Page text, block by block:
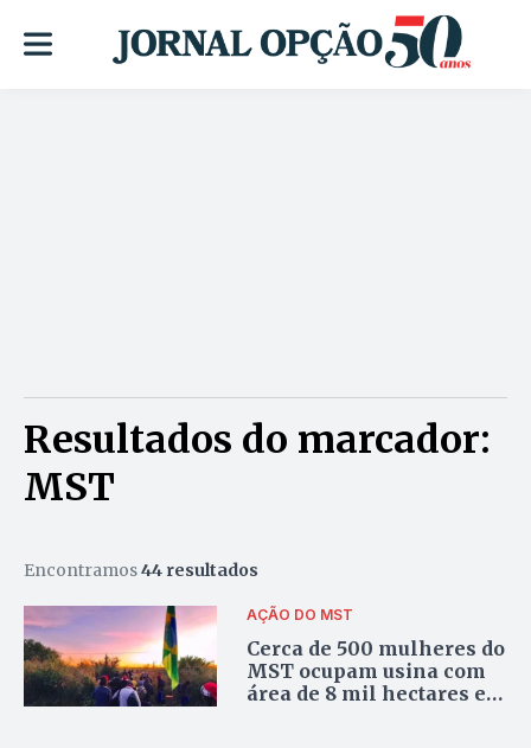
Resultados do marcador:
MST
Encontramos44 resultados
AÇÃO DO MST
Cerca de 500 mulheres do
MST ocupam usina com
área de 8 mil hectares em